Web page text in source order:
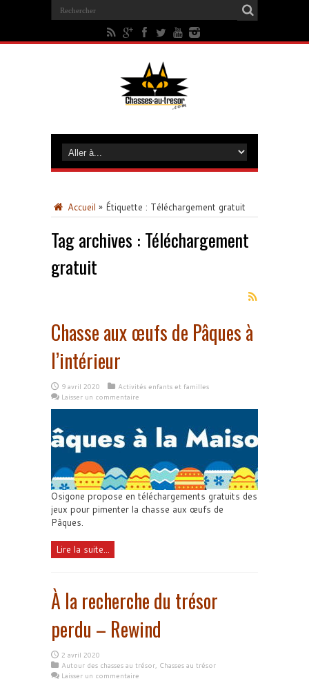
Accueil » Étiquette : Téléchargement gratuit
Tag archives : Téléchargement
gratuit
Chasse aux œufs de Pâques à
l’intérieur
9 avril 2020
Activités enfants et familles
Laisser un commentaire
Osigone propose en téléchargements gratuits des
jeux pour pimenter la chasse aux œufs de
Pâques.
Lire la suite...
À la recherche du trésor
perdu – Rewind
2 avril 2020
Autour des chasses au trésor, Chasses au trésor
Laisser un commentaire